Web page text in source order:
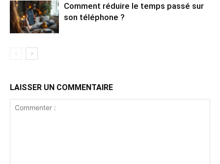
Comment réduire le temps passé sur
son téléphone ?
LAISSER UN COMMENTAIRE